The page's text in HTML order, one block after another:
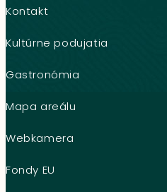
Kontakt
Kultúrne podujatia
Gastronómia
Mapa areálu
Webkamera
Fondy EU